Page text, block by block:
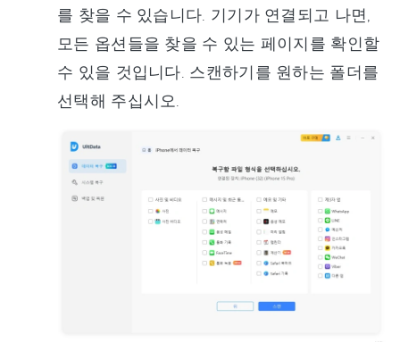
를 찾을 수 있습니다. 기기가 연결되고 나면,
모든 옵션들을 찾을 수 있는 페이지를 확인할
수 있을 것입니다. 스캔하기를 원하는 폴더를
선택해 주십시오.